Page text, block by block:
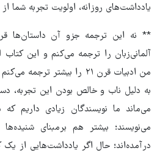
یادداشت‌های روزانه، اولویت تجربه شما
** نه این ترجمه جزو آن داستان‌ها
آلمانی‌زبان را ترجمه می‌کنم و این
من ادبیات قرن ۲۱ را بیشتر
به دلیل ناب و خالص بودن این تجربه،
می‌ماند ما نویسندگان زیادی داریم
می‌نویسند؛ بیشتر هم برمبنای